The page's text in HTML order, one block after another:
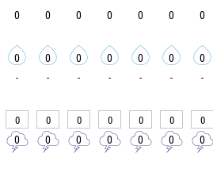
0 0 0 0 0 0 0
0 0 0 0 0 0 0
- - - - - - -
0 0 0 0 0 0 0
0 0 0 0 0 0 0